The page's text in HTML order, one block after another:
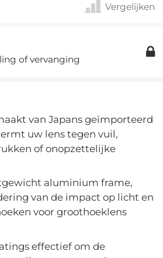
Vergelijken
of vervanging
van Japans geïmporteerd
uw lens tegen vuil,
of onopzettelijke
aluminium frame,
van de impact op licht en
voor groothoeklens
effectief om de